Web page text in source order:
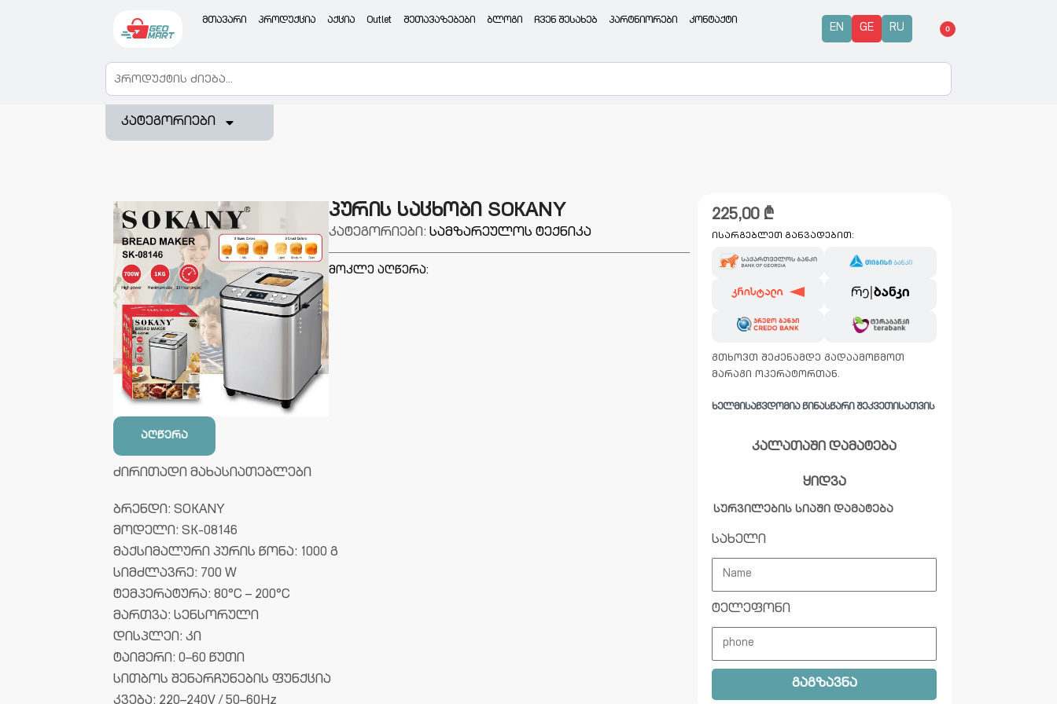
მთავარი პროდუქცია აქცია Outlet შეთავაზებები ბლოგი ჩვენ შესახებ პარტნიორები კონტაქტი
EN GE RU 0
კატეგორიები
პურის საცხობი SOKANY
კატეგორიები: სამზარეულოს ტექნიკა
მოკლე აღწერა:
აღწერა
ძირითადი მახასიათებლები
ბრენდი: SOKANY
მოდელი: SK-08146
მაქსიმალური პურის წონა: 1000 გ
სიმძლავრე: 700 W
ტემპერატურა: 80°C – 200°C
მართვა: სენსორული
დისპლეი: კი
ტაიმერი: 0–60 წუთი
სითბოს შენარჩუნების ფუნქცია
225,00 ₾
ისარგებლეთ განვადებით:
გთხოვთ შეძენამდე გადაამოწმოთ
მარაგი ოპერატორთან.
ᲮᲔᲚᲛᲘᲡᲐᲬᲕᲓᲝᲛᲘᲐ ᲬᲘᲜᲐᲡᲬᲐᲠᲘ ᲨᲔᲙᲕᲔᲗᲘᲡᲐᲗᲕᲘᲡ
კალათაში დამატება
ყიდვა
სურვილების სიაში დამატება
სახელი
ტელეფონი
გაგზავნა